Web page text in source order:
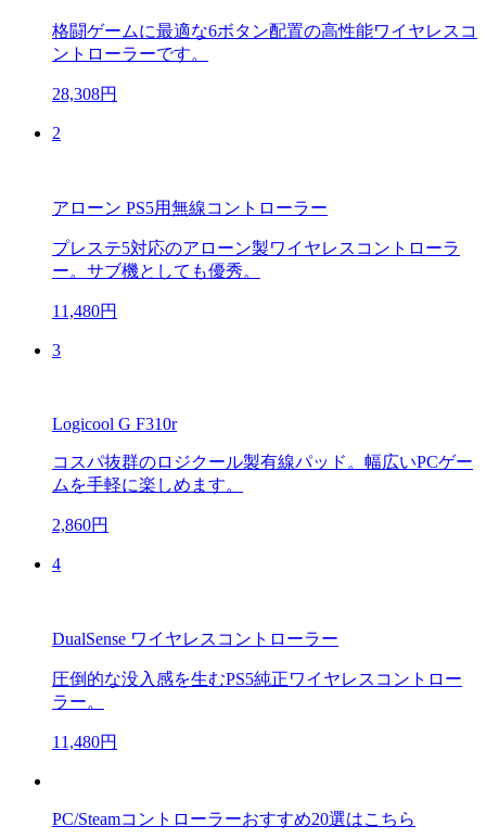
格闘ゲームに最適な6ボタン配置の高性能ワイヤレスコ
ントローラーです。
28,308円
2
アローン PS5用無線コントローラー
プレステ5対応のアローン製ワイヤレスコントローラ
ー。サブ機としても優秀。
11,480円
3
Logicool G F310r
コスパ抜群のロジクール製有線パッド。幅広いPCゲー
ムを手軽に楽しめます。
2,860円
4
DualSense ワイヤレスコントローラー
圧倒的な没入感を生むPS5純正ワイヤレスコントロー
ラー。
11,480円
PC/Steamコントローラーおすすめ20選はこちら